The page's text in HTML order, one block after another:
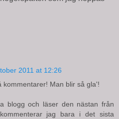
2011 at 12:26
kommentarer! Man blir så gla'!
blogg och läser den nästan från
jag bara i det sista